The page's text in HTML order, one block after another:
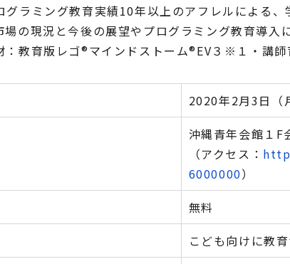
ラミング教育実績10年以上のアフレルによる
の現況と今後の展望やプログラミング教育導
教育版レゴ®マインドストーム®EV３※１・講師
2020年2月3日
沖縄青年会館１
（アクセス：
6000000）
無料
こども向けに教